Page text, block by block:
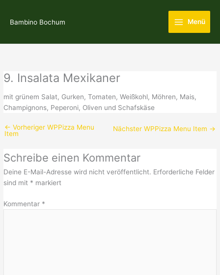
springen
Bambino Bochum
Main
Menu
Menü
9. Insalata Mexikaner
mit grünem Salat, Gurken, Tomaten, Weißkohl, Möhren, Mais,
Champignons, Peperoni, Oliven und Schafskäse
← Vorheriger WPPizza Menu
Item
Nächster WPPizza Menu Item →
Schreibe einen Kommentar
Deine E-Mail-Adresse wird nicht veröffentlicht. Erforderliche Felder
sind mit * markiert
Kommentar *